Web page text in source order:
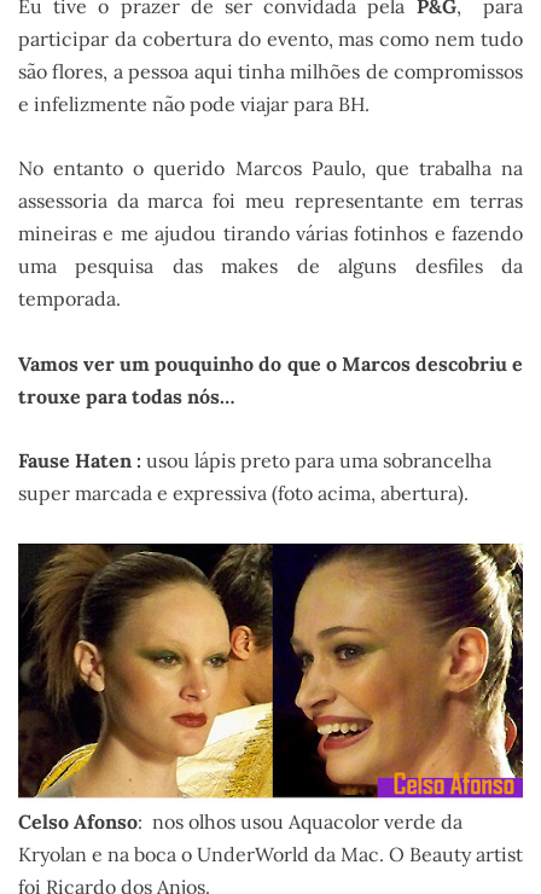
Eu tive o prazer de ser convidada pela P&G, para
participar da cobertura do evento, mas como nem tudo
são flores, a pessoa aqui tinha milhões de compromissos
e infelizmente não pode viajar para BH.
No entanto o querido Marcos Paulo, que trabalha na
assessoria da marca foi meu representante em terras
mineiras e me ajudou tirando várias fotinhos e fazendo
uma pesquisa das makes de alguns desfiles da
temporada.
Vamos ver um pouquinho do que o Marcos descobriu e
trouxe para todas nós…
Fause Haten : usou lápis preto para uma sobrancelha
super marcada e expressiva (foto acima, abertura).
Celso Afonso: nos olhos usou Aquacolor verde da
Kryolan e na boca o UnderWorld da Mac. O Beauty artist
foi Ricardo dos Anjos.